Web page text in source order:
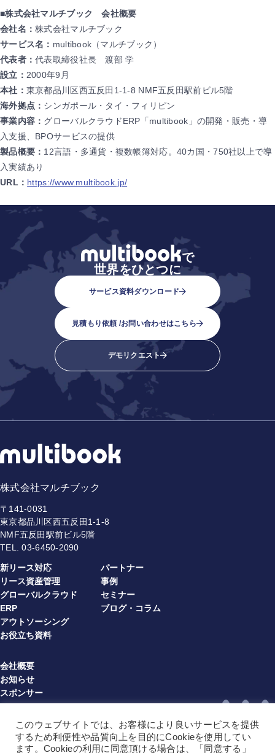
■株式会社マルチブック 会社概要
会社名：株式会社マルチブック
サービス名： multibook（マルチブック）
代表者：代表取締役社長 渡部 学
設立： 2000年9月
本社： 東京都品川区西五反田1-1-8 NMF五反田駅前ビル5階
海外拠点： シンガポール・タイ・フィリピン
事業内容： グローバルクラウドERP「multibook」の開発・販売・導
入支援、BPOサービスの提供
製品概要： 12言語・多通貨・複数帳簿対応。40カ国・750社以上で導
入実績あり
URL： https://www.multibook.jp/
で
世界をひとつに
サービス資料ダウンロード
見積もり依頼 /お問い合わせはこちら
デモリクエスト
株式会社マルチブック
〒141-0031
東京都品川区西五反田1-1-8
NMF五反田駅前ビル5階
TEL.03-6450-2090
新リース対応
リース資産管理
グローバルクラウド
ERP
アウトソーシング
お役立ち資料
パートナー
事例
セミナー
ブログ・コラム
会社概要
お知らせ
スポンサー
情報セキュリティ方針
利用規約（multibook）（JA）
利用規約（multibook）（EN）
このウェブサイトでは、お客様により良いサービスを提供
するため利便性や品質向上を目的にCookieを使用してい
ます。Cookieの利用に同意頂ける場合は、「同意する」